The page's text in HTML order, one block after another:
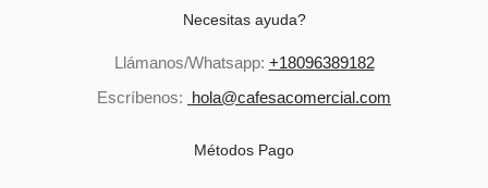
Necesitas ayuda?
Llámanos/Whatsapp: +18096389182
Escríbenos: hola@cafesacomercial.com
Métodos Pago